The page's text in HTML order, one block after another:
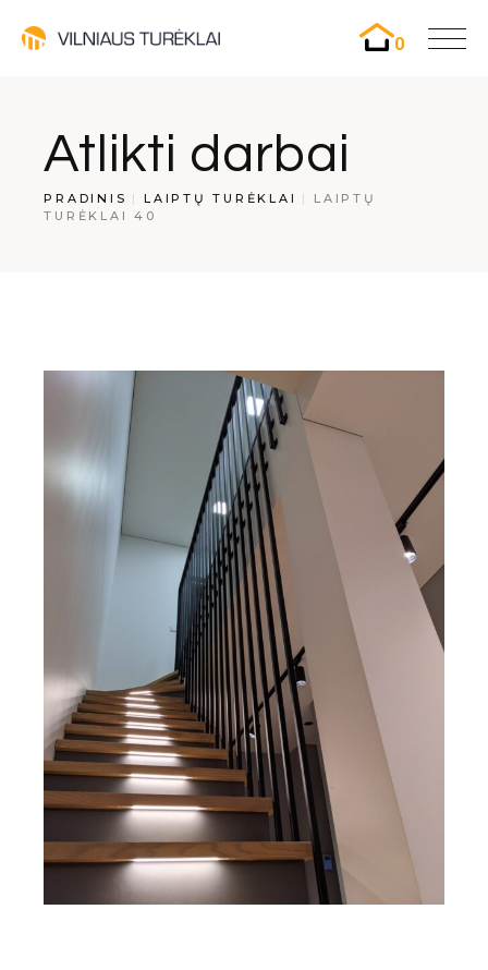
0
Atlikti darbai
PRADINIS LAIPTŲ TURĖKLAI
LAIPTŲ
TURĖKLAI 40